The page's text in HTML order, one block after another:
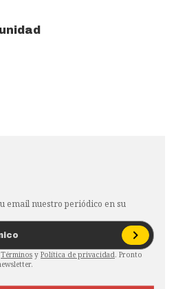
email nuestro periódico en su
Términos y Política de privacidad. Pronto